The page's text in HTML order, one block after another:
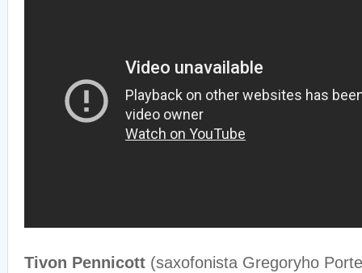
Tivon Pennicott (saxofonista Gregoryho